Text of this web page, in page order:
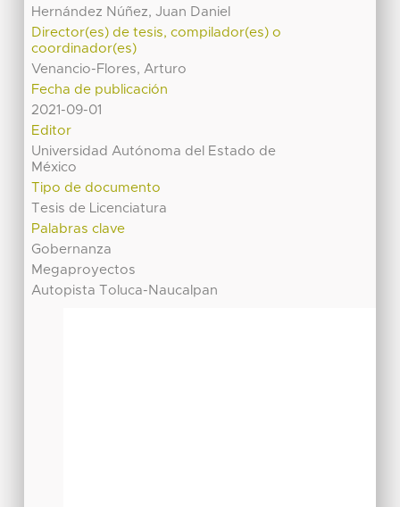
Hernández Núñez, Juan Daniel
Director(es) de tesis, compilador(es) o
coordinador(es)
Venancio-Flores, Arturo
Fecha de publicación
2021-09-01
Editor
Universidad Autónoma del Estado de
México
Tipo de documento
Tesis de Licenciatura
Palabras clave
Gobernanza
Megaproyectos
Autopista Toluca-Naucalpan